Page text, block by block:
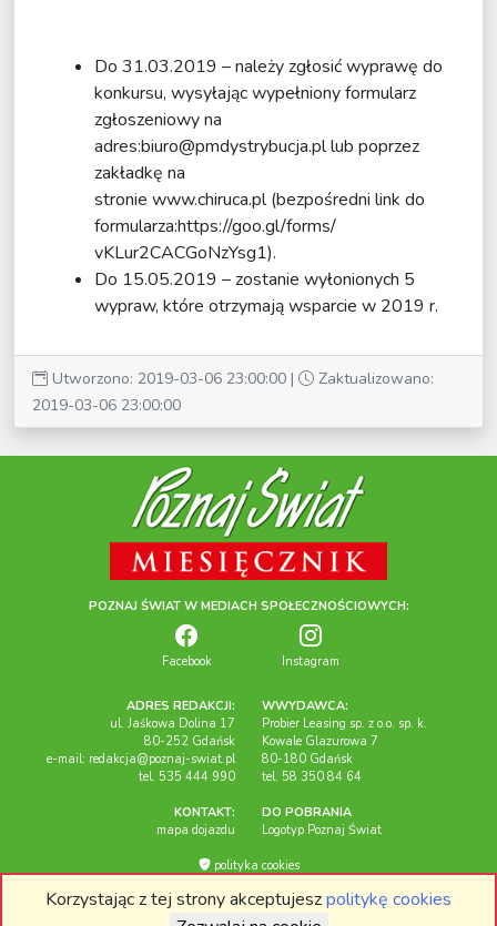
Do 31.03.2019 – należy zgłosić wyprawę do
konkursu, wysyłając wypełniony formularz
zgłoszeniowy na
adres:biuro@pmdystrybucja.pllub poprzez
zakładkę na
stronie www.chiruca.pl(bezpośredni link do
formularza:https://goo.gl/forms/
vKLur2CACGoNzYsg1).
Do 15.05.2019 – zostanie wyłonionych 5
wypraw, które otrzymają wsparcie w 2019 r.
Utworzono: 2019-03-06 23:00:00 |
Zaktualizowano:
2019-03-06 23:00:00
POZNAJ ŚWIAT W MEDIACH SPOŁECZNOŚCIOWYCH:
Facebook Instagram
ADRES REDAKCJI:
ul. Jaśkowa Dolina 17
80-252 Gdańsk
e-mail: redakcja@poznaj-swiat.pl
tel. 535 444 990
KONTAKT:
mapa dojazdu
WWYDAWCA:
Probier Leasing sp. z o.o. sp. k.
Kowale Glazurowa 7
80-180 Gdańsk
tel. 58 350 84 64
DO POBRANIA
Logotyp Poznaj Świat
polityka cookies
Miesięcznik "Poznaj Świat", 2026r. Wszelkie prawa zastrzeżone.
Korzystając z tej strony akceptujeszpolitykę cookies